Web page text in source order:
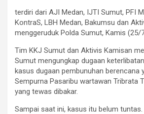
terdiri dari AJI Medan, IJTI Sumut, PFI
KontraS, LBH Medan, Bakumsu dan
menggeruduk Polda Sumut, Kamis (25/
Tim KKJ Sumut dan Aktivis Kamisan
Sumut mengungkap dugaan
kasus dugaan pembunuhan berencana
Sempurna Pasaribu wartawan Tribrata
yang tewas dibakar.
Sampai saat ini, kasus itu belum